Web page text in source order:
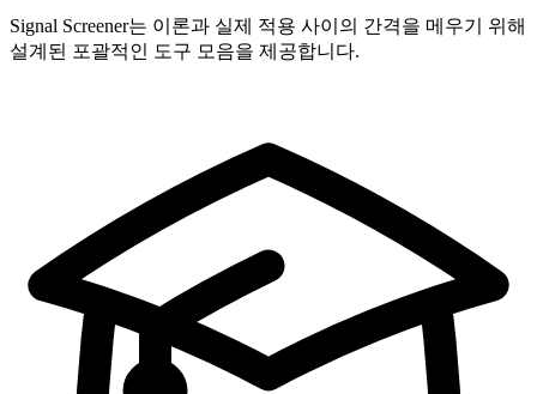
Signal Screener는 이론과 실제 적용 사이의 간격을 메우기 위해
설계된 포괄적인 도구 모음을 제공합니다.